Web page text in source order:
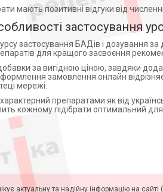
НВЛ ТОВ (3)
(1)
S.r.l. (1)
ОЙЛ УКРАИНА
(1)
(1)
Хелскейр, Індія (1)
(3)
Румунія (1)
С.А.,Іспанія на
С.п.А.,Італія (1)
Україна, м.
Україна (1)
(1)
(2)
(7)
(2)
(2)
(1)
кислота (1)
(1)
(2)
(1)
Трибулус (1)
мають позитивні відгуки від
застосування
застосування БАДів і дозування за
для кращого засвоєння
за вигідною ціною, завдяки
замовлення онлайн
мережі.
препаратами як від
кожному підібрати оптимальний
актуальну та надійну інформацію на